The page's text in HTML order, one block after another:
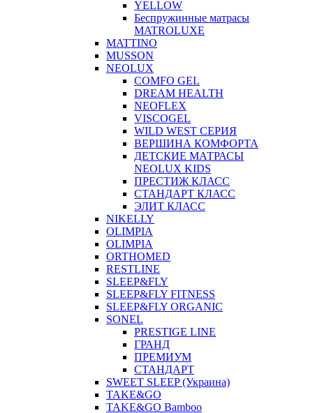
YELLOW
Беспружинные матрасы
MATROLUXE
MATTINO
MUSSON
NEOLUX
COMFO GEL
DREAM HEALTH
NEOFLEX
VISCOGEL
WILD WEST СЕРИЯ
ВЕРШИНА КОМФОРТА
ДЕТСКИЕ МАТРАСЫ
NEOLUX KIDS
ПРЕСТИЖ КЛАСС
СТАНДАРТ КЛАСС
ЭЛИТ КЛАСС
NIKELLY
OLIMPIA
OLIMPIA
ORTHOMED
RESTLINE
SLEEP&FLY
SLEEP&FLY FITNESS
SLEEP&FLY ORGANIC
SONEL
PRESTIGE LINE
ГРАНД
ПРЕМИУМ
СТАНДАРТ
SWEET SLEEP (Украина)
TAKE&GO
TAKE&GO Bamboo